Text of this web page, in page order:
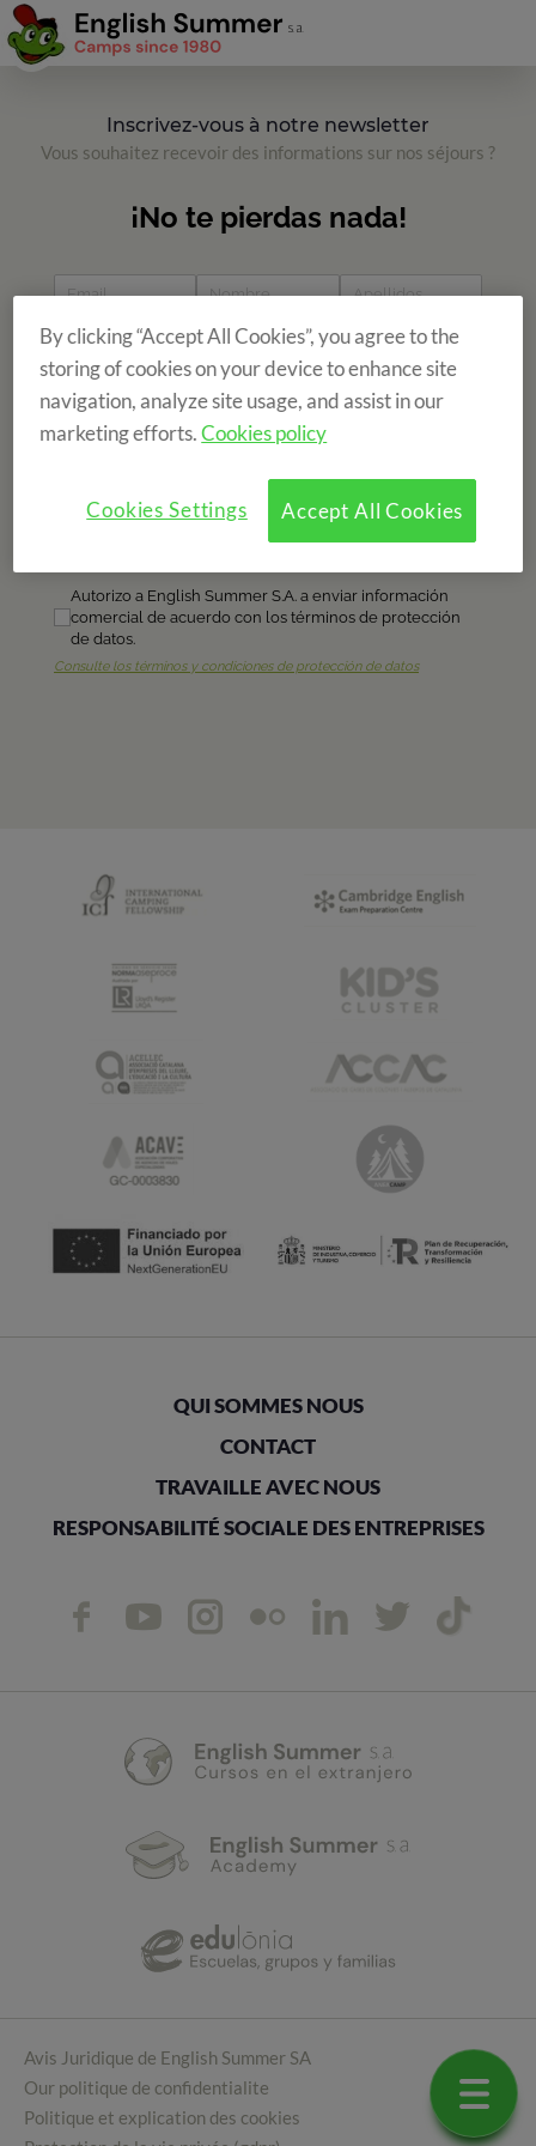
Inscrivez-vous à notre newsletter
Vous souhaitez recevoir des informations sur nos séjours ?
QUI SOMMES NOUS
CONTACT
TRAVAILLE AVEC NOUS
RESPONSABILITÉ SOCIALE DES ENTREPRISES
Avis Juridique de English Summer SA
Our politique de confidentialite
Politique et explication des cookies
By clicking “Accept All Cookies”, you agree to the
storing of cookies on your device to enhance site
navigation, analyze site usage, and assist in our
marketing efforts.Cookies policy
Accept All Cookies
Cookies Settings